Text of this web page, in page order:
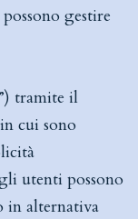
gestire
tramite il
cui sono
utenti possono
in alternativa